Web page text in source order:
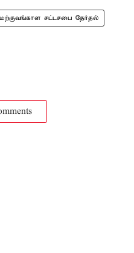
சட்டசபை தேர்தல்